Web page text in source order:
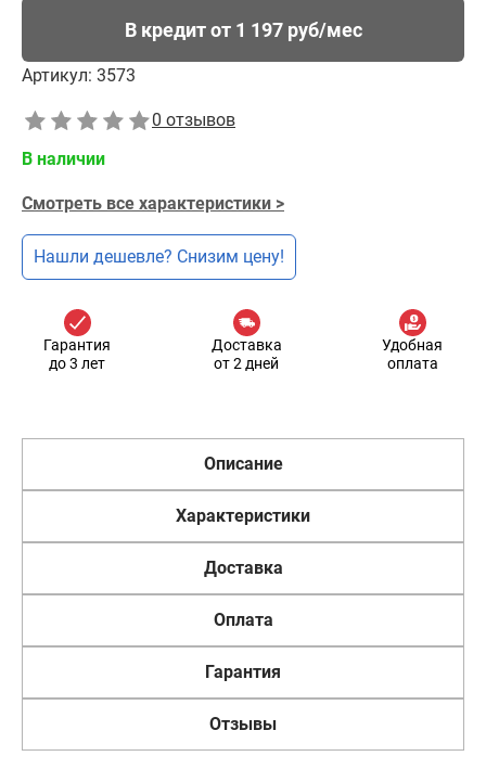
В кредит от 1 197 руб/мес
Артикул: 3573
0 отзывов
В наличии
Смотреть все характеристики >
Нашли дешевле? Снизим цену!
Гарантия
до 3 лет
Доставка
от 2 дней
Удобная
оплата
Описание
Характеристики
Доставка
Оплата
Гарантия
Отзывы